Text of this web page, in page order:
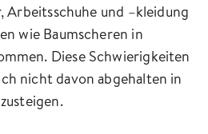
Arbeitsschuhe und –kleidung
wie Baumscheren in
Diese Schwierigkeiten
nicht davon abgehalten in